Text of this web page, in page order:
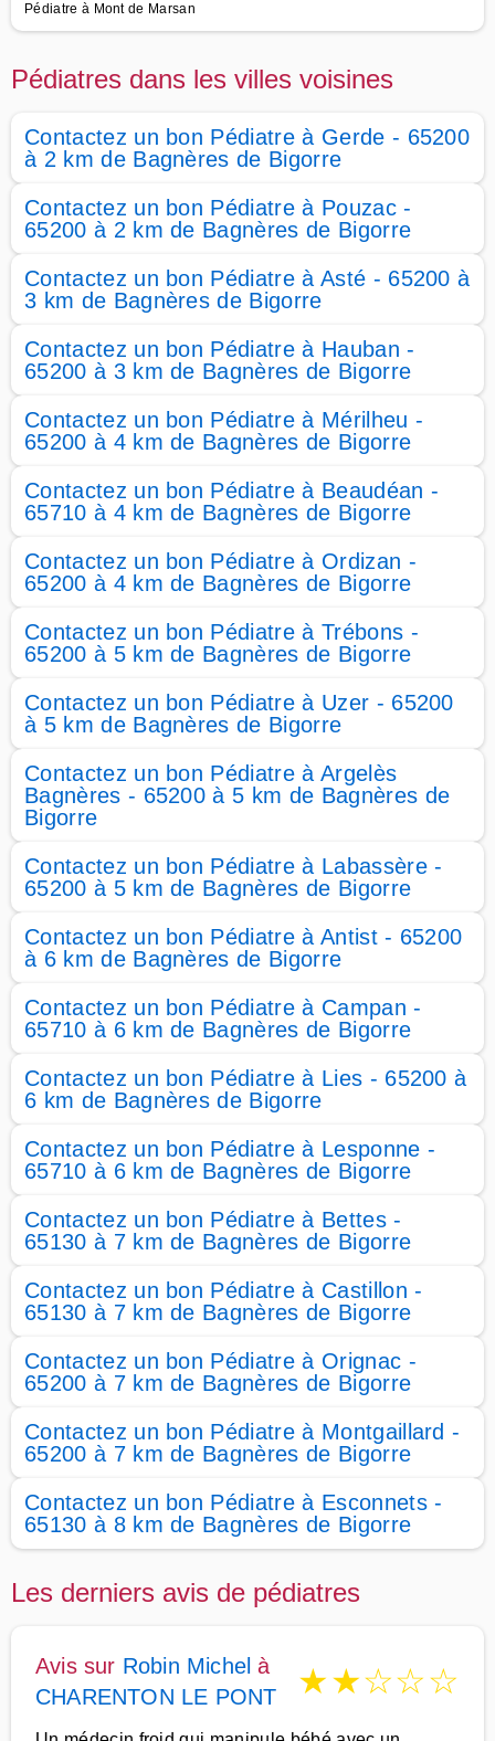
Pédiatre à Mont de Marsan
Pédiatres dans les villes voisines
Contactez un bon Pédiatre à Gerde - 65200
à 2 km de Bagnères de Bigorre
Contactez un bon Pédiatre à Pouzac -
65200 à 2 km de Bagnères de Bigorre
Contactez un bon Pédiatre à Asté - 65200 à
3 km de Bagnères de Bigorre
Contactez un bon Pédiatre à Hauban -
65200 à 3 km de Bagnères de Bigorre
Contactez un bon Pédiatre à Mérilheu -
65200 à 4 km de Bagnères de Bigorre
Contactez un bon Pédiatre à Beaudéan -
65710 à 4 km de Bagnères de Bigorre
Contactez un bon Pédiatre à Ordizan -
65200 à 4 km de Bagnères de Bigorre
Contactez un bon Pédiatre à Trébons -
65200 à 5 km de Bagnères de Bigorre
Contactez un bon Pédiatre à Uzer - 65200
à 5 km de Bagnères de Bigorre
Contactez un bon Pédiatre à Argelès
Bagnères - 65200 à 5 km de Bagnères de
Bigorre
Contactez un bon Pédiatre à Labassère -
65200 à 5 km de Bagnères de Bigorre
Contactez un bon Pédiatre à Antist - 65200
à 6 km de Bagnères de Bigorre
Contactez un bon Pédiatre à Campan -
65710 à 6 km de Bagnères de Bigorre
Contactez un bon Pédiatre à Lies - 65200 à
6 km de Bagnères de Bigorre
Contactez un bon Pédiatre à Lesponne -
65710 à 6 km de Bagnères de Bigorre
Contactez un bon Pédiatre à Bettes -
65130 à 7 km de Bagnères de Bigorre
Contactez un bon Pédiatre à Castillon -
65130 à 7 km de Bagnères de Bigorre
Contactez un bon Pédiatre à Orignac -
65200 à 7 km de Bagnères de Bigorre
Contactez un bon Pédiatre à Montgaillard -
65200 à 7 km de Bagnères de Bigorre
Contactez un bon Pédiatre à Esconnets -
65130 à 8 km de Bagnères de Bigorre
Les derniers avis de pédiatres
Avis sur Robin Michel à
CHARENTON LE PONT
★★☆☆☆